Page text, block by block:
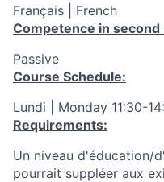
Français | French
Competence in second
Passive
Course Schedule:
Lundi | Monday 11:30-
Requirements:
Un niveau d'éducation/
pourrait suppléer aux